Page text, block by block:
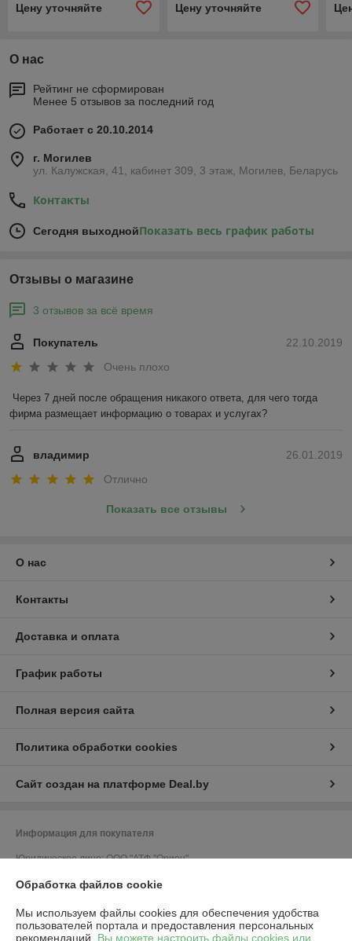
Цену уточняйте
Цену уточняйте
О нас
Рейтинг не сформирован
Менее 5 отзывов за последний год
Работает с 20.10.2014
г. Могилев
ул. Калужская, 41, кабинет 309, 3 этаж, Могилев, Беларусь
Контакты
Сегодня выходнойПоказать весь график работы
Отзывы о магазине
3 отзывов за всё время
22.10.2019
Покупатель
Очень плохо
Через 7 дней после обращения никакого ответа, для чего тогда
фирма размещает информацию о товарах и услугах?
26.01.2019
владимир
Отлично
Показать все отзывы
О нас
Контакты
Доставка и оплата
График работы
Полная версия сайта
Политика обработки cookies
Сайт создан на платформе Deal.by
Информация для покупателя
Юридическое лицо:ООО "АТФ "Орион"
УНП: 700033502
Обработка файлов cookie
Мы используем файлы cookies для обеспечения удобства
пользователей портала и предоставления персональных
рекомендаций. Вы можете настроить файлы cookies или